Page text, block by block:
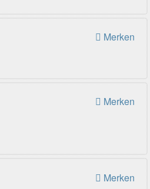
Merken
Merken
Merken